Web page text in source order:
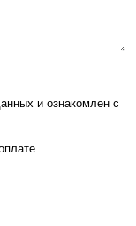
и ознакомлен с